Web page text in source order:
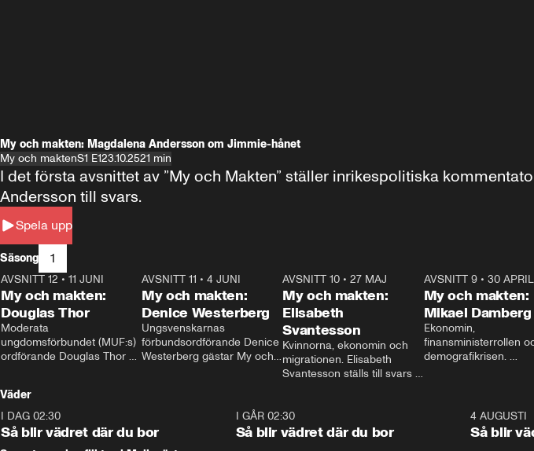
My och makten: Magdalena Andersson om Jimmie-hånet
My och maktenS1 E123.10.2521 min
Spela upp
I det första avsnittet av ”My och Makten” ställer inrikespolitiska
Andersson till svars.
Säsong 1
26:27
AVSNITT 12 • 11 JUNI
My och makten:
Douglas Thor
Moderata
ungdomsförbundet (MUF:s)
ordförande Douglas Thor
tonårsutvisningarna och hur
Moderaterna ska locka
väljare till valet i höst.
23:40
AVSNITT 11 •4 JUNI
My och makten:
Denice Westerberg
Ungsvenskarnas
förbundsordförande Denice
Westerberg gästar My och
AVSNITT 10 •27 MAJ
My och makten:
Elisabeth
Svantesson
Kvinnorna, ekonomin och
migrationen. Elisabeth
Svantesson ställs till svars
AVSNITT 9• 30 APRIL
My och makten:
Mikael Damberg
Ekonomin,
finansministerrollen
demografikrisen.
och Makten.
Väder
I DAG 02:30
Så blir vädret där du bor
1:06
I GÅR 02:30
Så blir vädret där du bor
4 AUGUSTI
Så blir